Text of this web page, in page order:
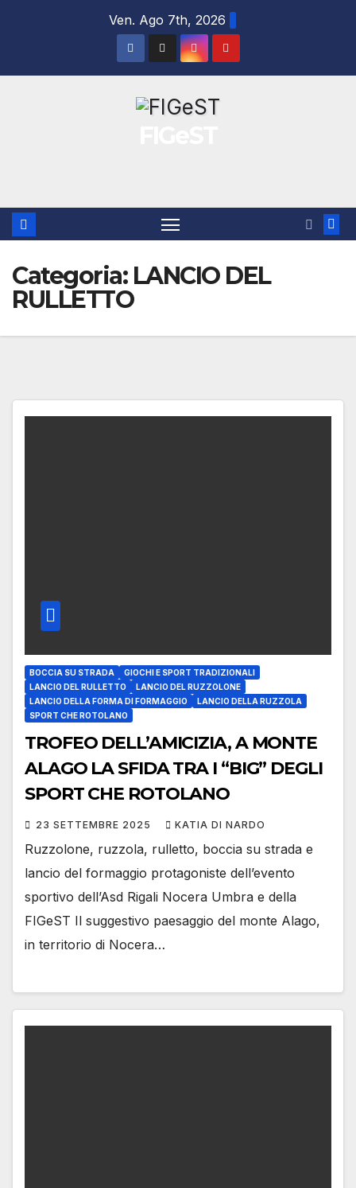
Ven. Ago 7th, 2026
Categoria: LANCIO DEL
RULLETTO
BOCCIA SU STRADA
GIOCHI E SPORT TRADIZIONALI
LANCIO DEL RULLETTO
LANCIO DEL RUZZOLONE
LANCIO DELLA FORMA DI FORMAGGIO
LANCIO DELLA RUZZOLA
SPORT CHE ROTOLANO
TROFEO DELL’AMICIZIA, A MONTE
ALAGO LA SFIDA TRA I “BIG” DEGLI
SPORT CHE ROTOLANO
23 SETTEMBRE 2025 KATIA DI NARDO
Ruzzolone, ruzzola, rulletto, boccia su strada e
lancio del formaggio protagoniste dell’evento
sportivo dell’Asd Rigali Nocera Umbra e della
FIGeST Il suggestivo paesaggio del monte Alago,
in territorio di Nocera…